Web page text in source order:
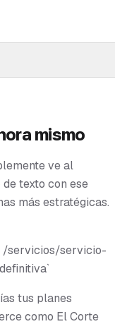
mismo
ve al
texto con ese
más estratégicas.
/servicios/servicio-
tus planes
como El Corte